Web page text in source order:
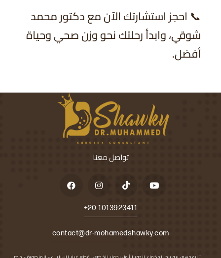
📞 احجز استشارتك الآن مع دكتور محمد
شوقي، وابدأ رحلتك نحو وزن صحي وحياة
أفضل.
تواصل معنا
+20 1013923411
contact@dr-mohamedshawky.com